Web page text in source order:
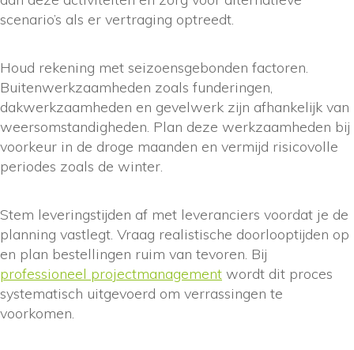
scenario’s als er vertraging optreedt.
Houd rekening met seizoensgebonden factoren.
Buitenwerkzaamheden zoals funderingen,
dakwerkzaamheden en gevelwerk zijn afhankelijk van
weersomstandigheden. Plan deze werkzaamheden bij
voorkeur in de droge maanden en vermijd risicovolle
periodes zoals de winter.
Stem leveringstijden af met leveranciers voordat je de
planning vastlegt. Vraag realistische doorlooptijden op
en plan bestellingen ruim van tevoren. Bij
professioneel projectmanagement wordt dit proces
systematisch uitgevoerd om verrassingen te
voorkomen.